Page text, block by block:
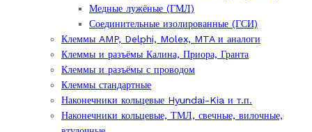
Медные лужёные (ГМЛ)
Соединительные изолированные (ГСИ)
Клеммы AMP, Delphi, Molex, MTA и аналоги
Клеммы и разъёмы Калина, Приора, Гранта
Клеммы и разъёмы с проводом
Клеммы стандартные
Наконечники кольцевые Hyundai-Kia и т.п.
Наконечники кольцевые, ТМЛ, свечные, вилочные,